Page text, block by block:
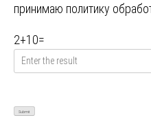
принимаю политику
2+10=